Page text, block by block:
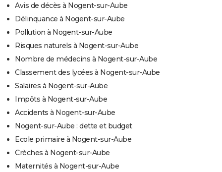
Avis de décès à Nogent-sur-Aube
Délinquance à Nogent-sur-Aube
Pollution à Nogent-sur-Aube
Risques naturels à Nogent-sur-Aube
Nombre de médecins à Nogent-sur-Aube
Classement des lycées à Nogent-sur-Aube
Salaires à Nogent-sur-Aube
Impôts à Nogent-sur-Aube
Accidents à Nogent-sur-Aube
Nogent-sur-Aube : dette et budget
Ecole primaire à Nogent-sur-Aube
Crèches à Nogent-sur-Aube
Maternités à Nogent-sur-Aube